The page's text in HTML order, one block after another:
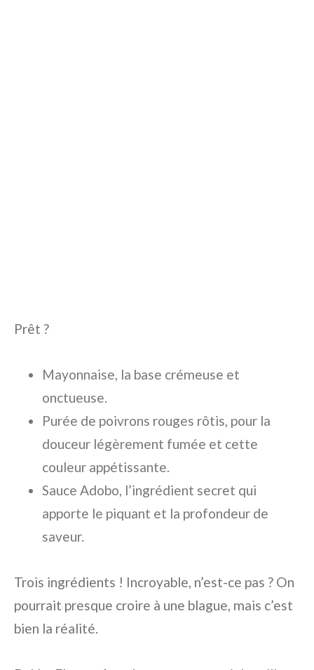
Prêt ?
Mayonnaise, la base crémeuse et
onctueuse.
Purée de poivrons rouges rôtis, pour la
douceur légèrement fumée et cette
couleur appétissante.
Sauce Adobo, l’ingrédient secret qui
apporte le piquant et la profondeur de
saveur.
Trois ingrédients ! Incroyable, n’est-ce pas ? On
pourrait presque croire à une blague, mais c’est
bien la réalité.